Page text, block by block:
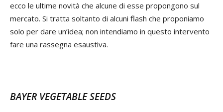
ecco le ultime novità che alcune di esse propongono sul
mercato. Si tratta soltanto di alcuni flash che proponiamo
solo per dare un’idea; non intendiamo in questo intervento
fare una rassegna esaustiva.
BAYER VEGETABLE SEEDS